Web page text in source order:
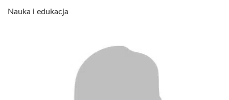
Nauka i edukacja